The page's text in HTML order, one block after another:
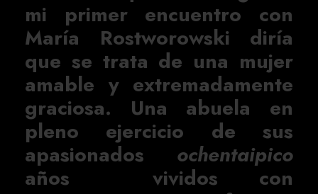
mi primer encuentro con
María Rostworowski diría
que se trata de una mujer
amable y extremadamente
graciosa. Una abuela en
pleno ejercicio de sus
apasionados ochentaipico
años vividos con